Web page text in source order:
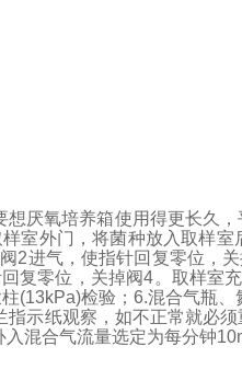
厌氧培养箱使用得更长久
样室外门，将菌种放入取样室
2进气，使指针回复零位，
复零位，关掉阀4。取样室
(13kPa)检验；6.混合气瓶、
指示纸观察，如不正常就必须
混合气流量选定为每分钟